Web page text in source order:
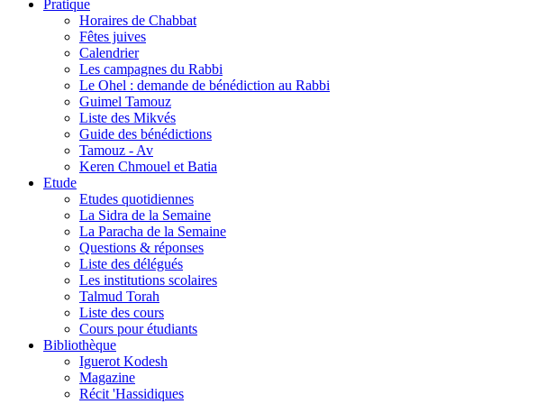
Pratique
Horaires de Chabbat
Fêtes juives
Calendrier
Les campagnes du Rabbi
Le Ohel : demande de bénédiction au Rabbi
Guimel Tamouz
Liste des Mikvés
Guide des bénédictions
Tamouz - Av
Keren Chmouel et Batia
Etude
Etudes quotidiennes
La Sidra de la Semaine
La Paracha de la Semaine
Questions & réponses
Liste des délégués
Les institutions scolaires
Talmud Torah
Liste des cours
Cours pour étudiants
Bibliothèque
Iguerot Kodesh
Magazine
Récit 'Hassidiques